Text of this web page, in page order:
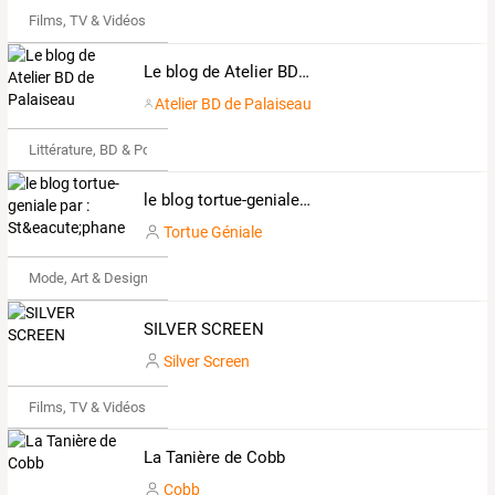
Films, TV & Vidéos
Le blog de Atelier BD de Palaiseau
Atelier BD de Palaiseau
Littérature, BD & Poésie
le blog tortue-geniale par : St&eacute;phane
Tortue Géniale
Mode, Art & Design
SILVER SCREEN
Silver Screen
Films, TV & Vidéos
La Tanière de Cobb
Cobb